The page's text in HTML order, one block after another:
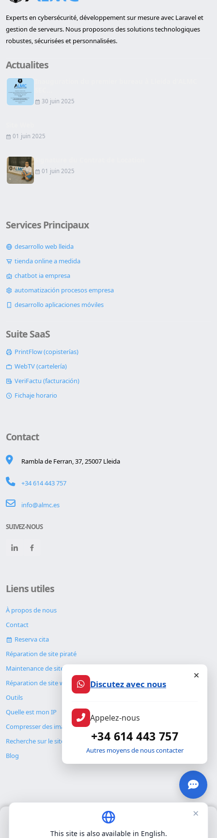
Experts en cybersécurité, développement sur mesure avec Laravel et
gestion de serveurs. Nous proposons des solutions technologiques
robustes, sécurisées et personnalisées.
Actualites
30 juin 2025
01 juin 2025
01 juin 2025
Services Principaux
desarrollo web lleida
tienda online a medida
chatbot ia empresa
automatización procesos empresa
desarrollo aplicaciones móviles
Suite SaaS
PrintFlow (copisterías)
WebTV (cartelería)
VeriFactu (facturación)
Fichaje horario
Contact
Rambla de Ferran, 37, 25007 Lleida
+34 614 443 757
info@almc.es
SUIVEZ-NOUS
Liens utiles
À propos de nous
Contact
Reserva cita
Réparation de site piraté
Maintenance de site web
Réparation de site web
Outils
Quelle est mon IP
Compresser des images
Recherche sur le site
Blog
© Copyright 2026. ALMC SECURITY S.L.U.
Nous utilisons uniquement nos propres cookies pour le
Discutez avec nous
Appelez-nous
+34 614 443 757
Autres moyens de nous contacter
×
This site is also available in English.